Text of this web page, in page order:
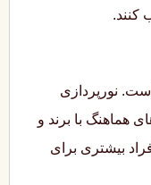
کنند.
نورپردازی
هماهنگ با برند و
بیشتری برای